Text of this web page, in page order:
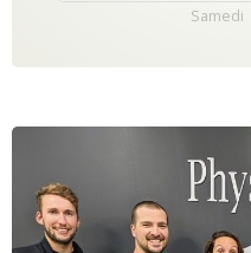
Samedi